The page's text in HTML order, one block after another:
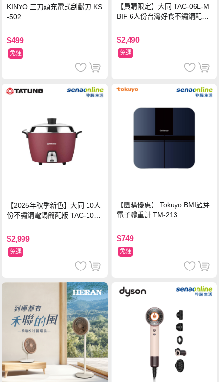
KINYO 三刀頭充電式刮鬍刀 KS
-502
$499
免運
【員購限定】大同 TAC-06L-M
BIF 6人份台灣好食不鏽鋼配件
$2,490
免運
【2025年秋季新色】大同 10人
份不鏽鋼電鍋簡配版 TAC-10L-
$2,999
免運
【團購優惠】 Tokuyo BMI藍芽
電子體重計 TM-213
$749
免運